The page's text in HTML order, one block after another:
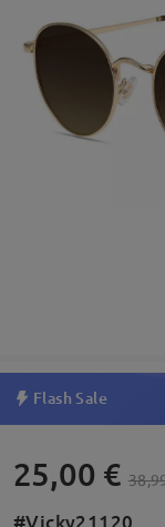
Flash Sale
25,00 €
#Vicky21120